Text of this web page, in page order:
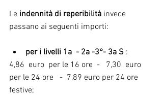
Le indennità di reperibilità invece
passano ai seguenti importi:
per i livelli 1a  - 2a -3°- 3a S :
4,86  euro  per le 16 ore  -   7,30  euro
per le 24 ore   -  7,89 euro per 24 ore
festive;